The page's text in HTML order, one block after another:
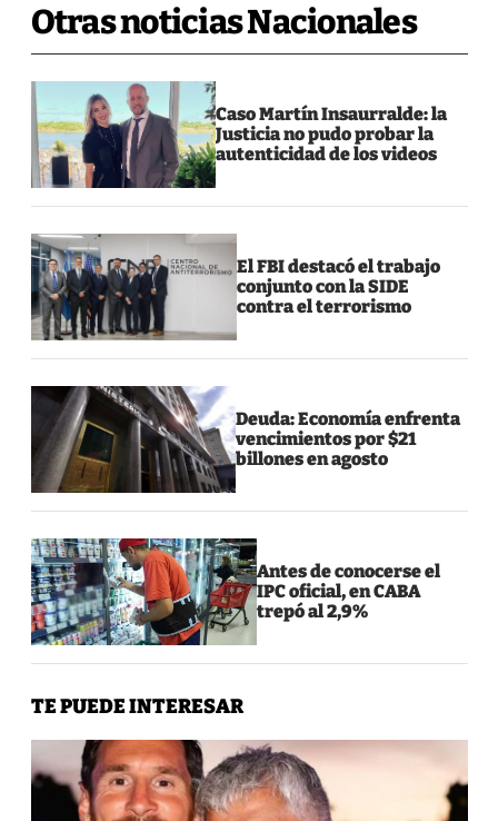
Otras noticias Nacionales
Caso Martín Insaurralde: la
Justicia no pudo probar la
autenticidad de los videos
El FBI destacó el trabajo
conjunto con la SIDE
contra el terrorismo
Deuda: Economía enfrenta
vencimientos por $21
billones en agosto
Antes de conocerse el
IPC oficial, en CABA
trepó al 2,9%
TE PUEDE INTERESAR